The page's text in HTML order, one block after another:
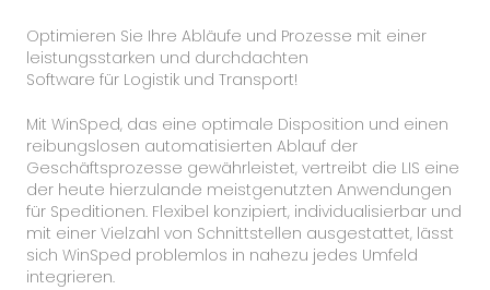
Optimieren Sie Ihre Abläufe und Prozesse mit einer
leistungsstarken und durchdachten
Software für Logistik und Transport!
Mit WinSped, das eine optimale Disposition und einen
reibungslosen automatisierten Ablauf der
Geschäftsprozesse gewährleistet, vertreibt die LIS eine
der heute hierzulande meistgenutzten Anwendungen
für Speditionen. Flexibel konzipiert, individualisierbar und
mit einer Vielzahl von Schnittstellen ausgestattet, lässt
sich WinSped problemlos in nahezu jedes Umfeld
integrieren.